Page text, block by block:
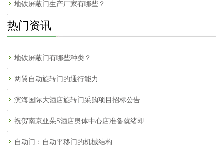
地铁屏蔽门生产厂家有哪些？
热门资讯
地铁屏蔽门有哪些种类？
两翼自动旋转门的通行能力
滨海国际大酒店旋转门采购项目招标公告
祝贺南京亚朵S酒店奥体中心店准备就绪即
自动门：自动平移门的机械结构